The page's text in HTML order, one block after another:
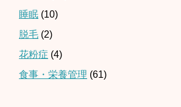
睡眠 (10)
脱毛 (2)
花粉症 (4)
食事・栄養管理 (61)